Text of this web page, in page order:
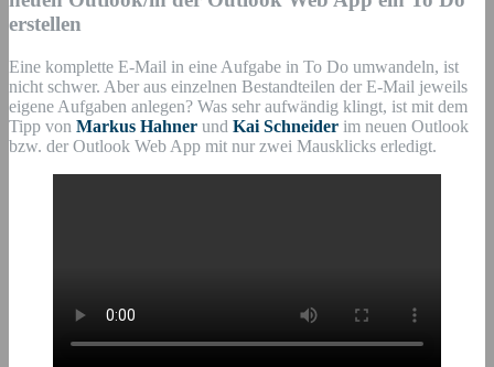
erstellen
Eine komplette E-Mail in eine Aufgabe in To Do umwandeln, ist
nicht schwer. Aber aus einzelnen Bestandteilen der E-Mail jeweils
eigene Aufgaben anlegen? Was sehr aufwändig klingt, ist mit dem
Tipp von Markus Hahner und Kai Schneider im neuen Outlook
bzw. der Outlook Web App mit nur zwei Mausklicks erledigt.